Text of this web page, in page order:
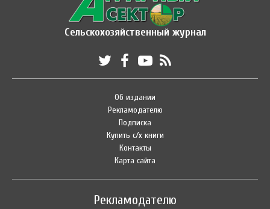
Сельскохозяйственный журнал
Об издании
Рекламодателю
Подписка
Купить с/х книги
Контакты
Карта сайта
Рекламодателю